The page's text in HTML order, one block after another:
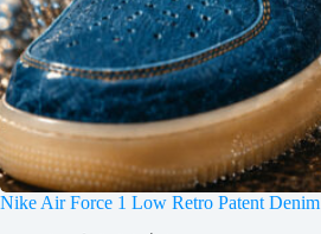
Nike Air Force 1 Low Retro Patent Denim